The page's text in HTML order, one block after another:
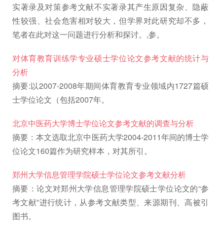
实著录及对策参考文献不实著录其产生原因复杂、隐蔽
性较强、社会危害相对较大，但学界对此研究却不多，
笔者在此对这一问题进行分析和探讨。,参。
对体育教育训练学专业硕士学位论文参考文献的统计与
分析
摘要:以2007-2008年期间体育教育专业领域内1727篇硕
士学位论文（包括2007年。
北京中医药大学博士学位论文参考文献的调查与分析
摘要：本文选取北京中医药大学2004-2011年间的博士学
位论文160篇作为研究样本，对其所引。
郑州大学信息管理学院硕士学位论文参考文献分析
摘要：论文对郑州大学信息管理学院硕士学位论文的“参
考文献”进行统计，从参考文献类型、来源期刊、高被引
图书。